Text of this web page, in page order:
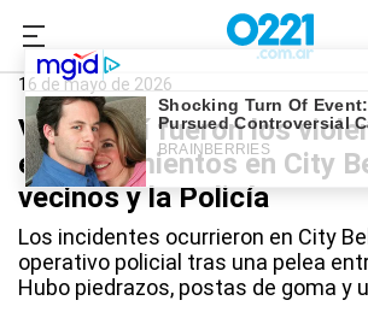
0221.com.ar
City Bell
16 de mayo de 2026
Vídeo: así fueron los
enfrentamientos en City
vecinos y la Policía
Los incidentes ocurrieron en City
operativo policial tras una pelea
Hubo piedrazos, postas de goma y